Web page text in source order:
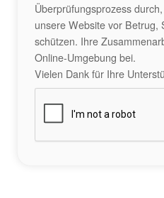
Überprüfungsprozess
unsere Website vor Betrug,
schützen. Ihre
Online-Umgebung bei.
Vielen Dank für Ihre